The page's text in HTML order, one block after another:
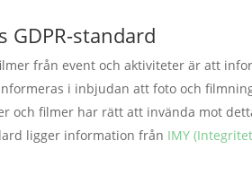
GDPR-standard
från event och aktiviteter är att
i inbjudan att foto och
och filmer har rätt att invända mot
ligger information från IMY